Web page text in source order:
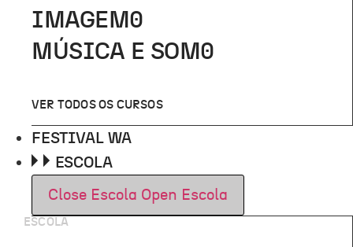
IMAGEM 0
MÚSICA E SOM 0
VER TODOS OS CURSOS
FESTIVAL WA
ESCOLA
Close Escola Open Escola
ESCOLA